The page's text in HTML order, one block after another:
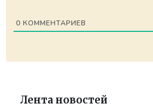
0 КОММЕНТАРИЕВ
Лента новостей